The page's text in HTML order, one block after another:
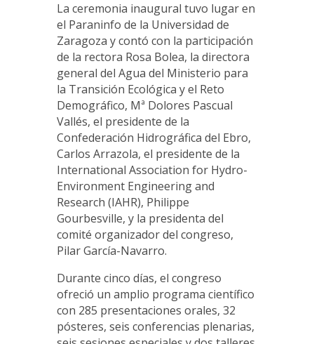
La ceremonia inaugural tuvo lugar en
el Paraninfo de la Universidad de
Zaragoza y contó con la participación
de la rectora Rosa Bolea, la directora
general del Agua del Ministerio para
la Transición Ecológica y el Reto
Demográfico, Mª Dolores Pascual
Vallés, el presidente de la
Confederación Hidrográfica del Ebro,
Carlos Arrazola, el presidente de la
International Association for Hydro-
Environment Engineering and
Research (IAHR), Philippe
Gourbesville, y la presidenta del
comité organizador del congreso,
Pilar García-Navarro.
Durante cinco días, el congreso
ofreció un amplio programa científico
con 285 presentaciones orales, 32
pósteres, seis conferencias plenarias,